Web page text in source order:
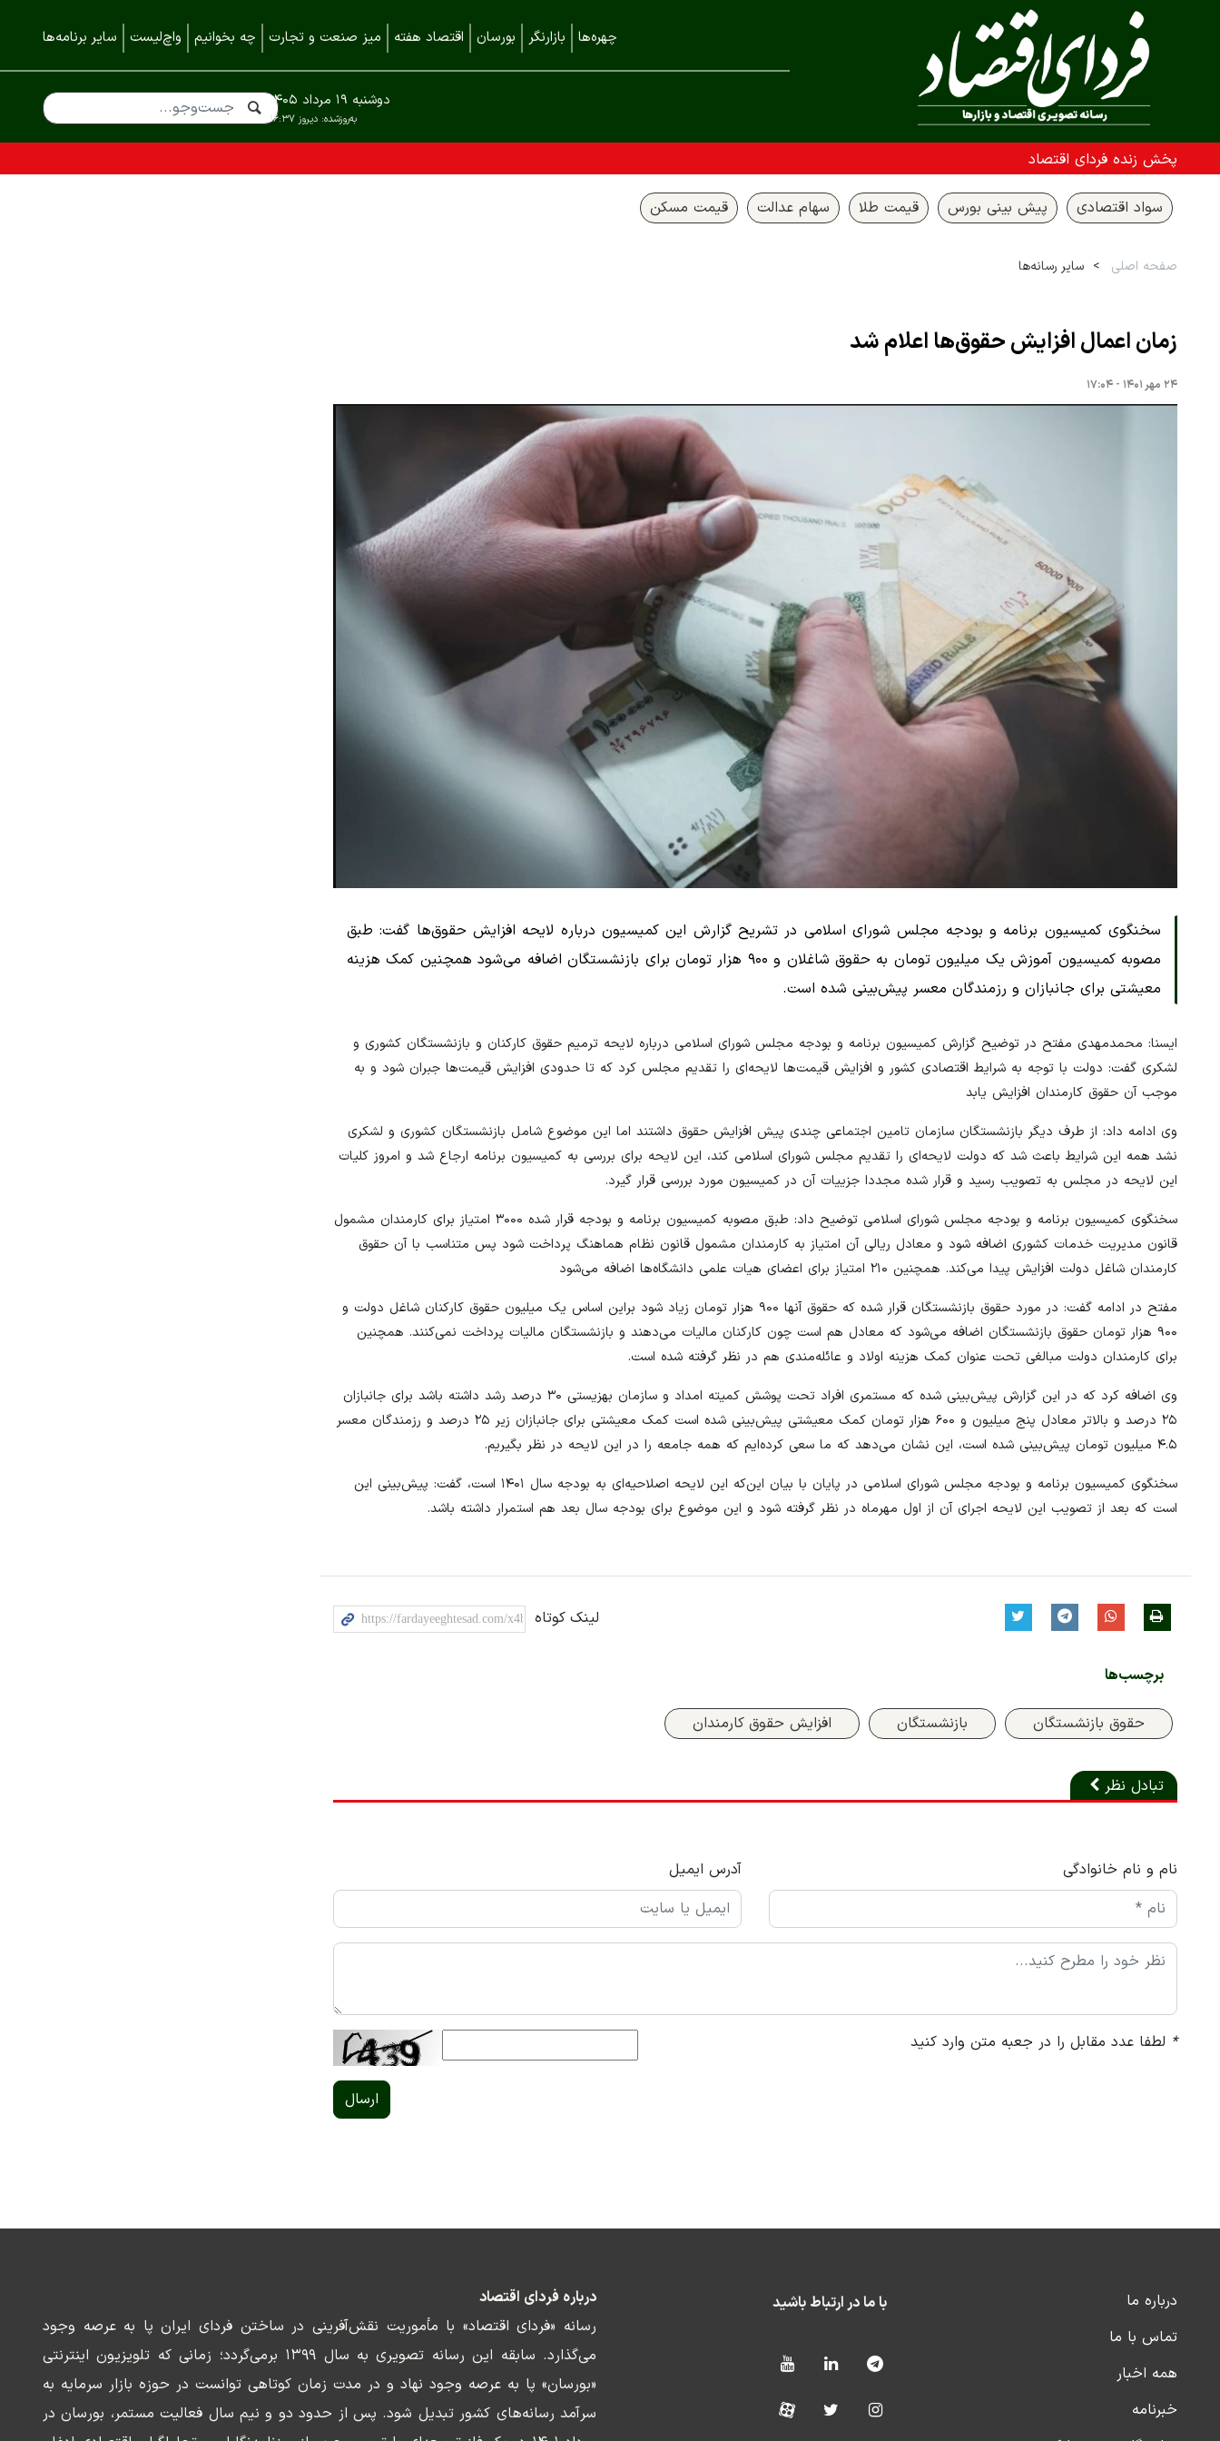
چهره‌ها بازارنگر بورسان اقتصاد هفته میز صنعت و تجارت چه بخوانیم واچ‌لیست سایر برنامه‌ها
به‌روزشده: دیروز ۱۶:۳۷
دوشنبه ۱۹ مرداد ۱۴۰۵
پخش زنده فردای اقتصاد
سواد اقتصادی پیش بینی بورس قیمت طلا سهام عدالت قیمت مسکن
صفحه اصلی سایر رسانه‌ها
زمان اعمال افزایش حقوق‌ها اعلام شد
۲۴ مهر ۱۴۰۱ - ۱۷:۰۴
سخنگوی کمیسیون برنامه و بودجه مجلس شورای اسلامی در تشریح گزارش این کمیسیون درباره لایحه افزایش حقوق‌ها گفت: طبق
مصوبه کمیسیون آموزش یک میلیون تومان به حقوق شاغلان و ۹۰۰ هزار تومان برای بازنشستگان اضافه می‌شود همچنین کمک هزینه
معیشتی برای جانبازان و رزمندگان معسر پیش‌بینی شده است.
ایسنا: محمدمهدی مفتح در توضیح گزارش کمیسیون برنامه و بودجه مجلس شورای اسلامی درباره لایحه ترمیم حقوق کارکنان و بازنشستگان کشوری و
لشکری گفت: دولت با توجه به شرایط اقتصادی کشور و افزایش قیمت‌ها لایحه‌ای را تقدیم مجلس کرد که تا حدودی افزایش قیمت‌ها جبران شود و به
موجب آن حقوق کارمندان افزایش یابد
وی ادامه داد: از طرف دیگر بازنشستگان سازمان تامین اجتماعی چندی پیش افزایش حقوق داشتند اما این موضوع شامل بازنشستگان کشوری و لشکری
نشد همه این شرایط باعث شد که دولت لایحه‌ای را تقدیم مجلس شورای اسلامی کند، این لایحه برای بررسی به کمیسیون برنامه ارجاع شد و امروز کلیات
این لایحه در مجلس به تصویب رسید و قرار شده مجددا جزییات آن در کمیسیون مورد بررسی قرار گیرد.
سخنگوی کمیسیون برنامه و بودجه مجلس شورای اسلامی توضیح داد: طبق مصوبه کمیسیون برنامه و بودجه قرار شده ۳۰۰۰ امتیاز برای کارمندان مشمول
قانون مدیریت خدمات کشوری اضافه شود و معادل ریالی آن امتیاز به کارمندان مشمول قانون نظام هماهنگ پرداخت شود پس متناسب با آن حقوق
کارمندان شاغل دولت افزایش پیدا می‌کند. همچنین ۲۱۰ امتیاز برای اعضای هیات علمی دانشگاه‌ها اضافه می‌شود
مفتح در ادامه گفت: در مورد حقوق بازنشستگان قرار شده که حقوق آنها ۹۰۰ هزار تومان زیاد شود براین اساس یک میلیون حقوق کارکنان شاغل دولت و
۹۰۰ هزار تومان حقوق بازنشستگان اضافه می‌شود که معادل هم است چون کارکنان مالیات می‌دهند و بازنشستگان مالیات پرداخت نمی‌کنند. همچنین
برای کارمندان دولت مبالغی تحت عنوان کمک هزینه اولاد و عائله‌مندی هم در نظر گرفته شده است.
وی اضافه کرد که در این گزارش پیش‌بینی شده که مستمری افراد تحت پوشش کمیته امداد و سازمان بهزیستی ۳۰ درصد رشد داشته باشد برای جانبازان
۲۵ درصد و بالاتر معادل پنج میلیون و ۶۰۰ هزار تومان کمک معیشتی پیش‌بینی شده است کمک معیشتی برای جانبازان زیر ۲۵ درصد و رزمندگان معسر
۴.۵ میلیون تومان پیش‌بینی شده است، این نشان می‌دهد که ما سعی کرده‌ایم که همه جامعه را در این لایحه در نظر بگیریم.
سخنگوی کمیسیون برنامه و بودجه مجلس شورای اسلامی در پایان با بیان این‌که این لایحه اصلاحیه‌ای به بودجه سال ۱۴۰۱ است، گفت: پیش‌بینی این
است که بعد از تصویب این لایحه اجرای آن از اول مهرماه در نظر گرفته شود و این موضوع برای بودجه سال بعد هم استمرار داشته باشد.
لینک کوتاه
برچسب‌ها
حقوق بازنشستگان بازنشستگان افزایش حقوق کارمندان
تبادل نظر
نام و نام خانوادگی آدرس ایمیل
* لطفا عدد مقابل را در جعبه متن وارد کنید
ارسال
درباره ما
تماس با ما
همه اخبار
خبرنامه
با ما در ارتباط باشید
درباره فردای اقتصاد
رسانه «فردای اقتصاد» با مأموریت نقش‌آفرینی در ساختن فردای ایران پا به عرصه وجود
می‌گذارد. سابقه این رسانه تصویری به سال ۱۳۹۹ برمی‌گردد؛ زمانی که تلویزیون اینترنتی
«بورسان» پا به عرصه وجود نهاد و در مدت زمان کوتاهی توانست در حوزه بازار سرمایه به
سرآمد رسانه‌های کشور تبدیل شود. پس از حدود دو و نیم سال فعالیت مستمر، بورسان در